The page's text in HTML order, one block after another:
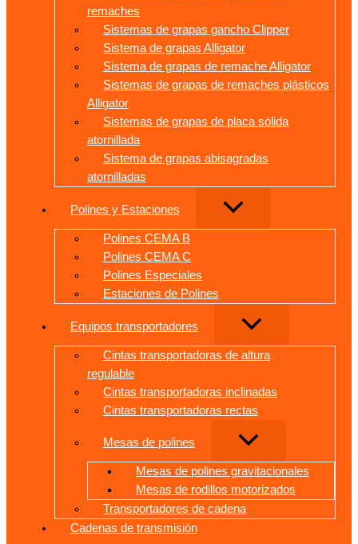
remaches
Sistemas de grapas gancho Clipper
Sistema de grapas Alligator
Sistema de grapas de remache Alligator
Sistemas de grapas de remaches plásticos
Alligator
Sistemas de grapas de placa sólida
atornillada
Sistema de grapas abisagradas
atornilladas
Polines y Estaciones
Polines CEMA B
Polines CEMA C
Polines Especiales
Estaciones de Polines
Equipos transportadores
Cintas transportadoras de altura
regulable
Cintas transportadoras inclinadas
Cintas transportadoras rectas
Mesas de polines
Mesas de polines gravitacionales
Mesas de rodillos motorizados
Transportadores de cadena
Cadenas de transmisión